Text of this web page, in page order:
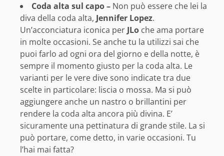
Coda alta sul capo – Non può essere che lei la
diva della coda alta, Jennifer Lopez.
Un’acconciatura iconica perJLo che ama portare
in molte occasioni. Se anche tu la utilizzi sai che
puoi farlo ad ogni ora del giorno e della notte, è
sempre il momento giusto per la coda alta. Le
varianti per le vere dive sono indicate tra due
scelte in particolare: liscia o mossa. Ma si può
aggiungere anche un nastro o brillantini per
rendere la coda alta ancora più divina. E’
sicuramente una pettinatura di grande stile. La si
può portare, come detto, in varie occasioni. Tu
l’hai mai fatta?